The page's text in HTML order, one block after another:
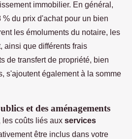
immobilier. En général,
du prix d'achat pour un bien
les émoluments du notaire, les
ainsi que différents frais
de transfert de propriété, bien
s'ajoutent également à la somme
et des aménagements
les coûts liés aux services
être inclus dans votre